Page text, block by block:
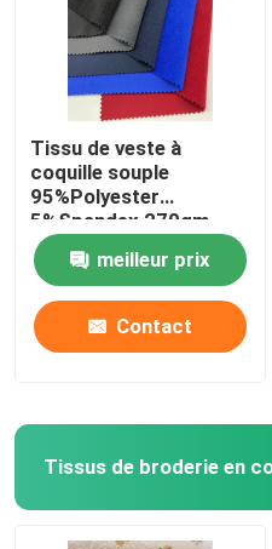
Tissu de veste à
coquille souple
95%Polyester
5%Spandex 270gm
meilleur prix
Contact
Tissus de broderie en